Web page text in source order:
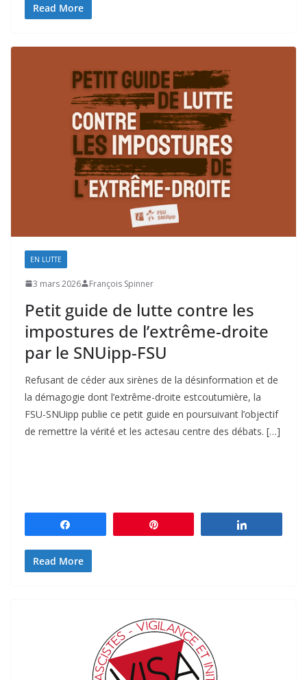
Read More
EN LUTTE
3 mars 2026 François Spinner
Petit guide de lutte contre les
impostures de l’extrême-droite
par le SNUipp-FSU
Refusant de céder aux sirènes de la désinformation et de
la démagogie dont l’extrême-droite estcoutumière, la
FSU-SNUipp publie ce petit guide en poursuivant l’objectif
de remettre la vérité et les actesau centre des débats. […]
Read More